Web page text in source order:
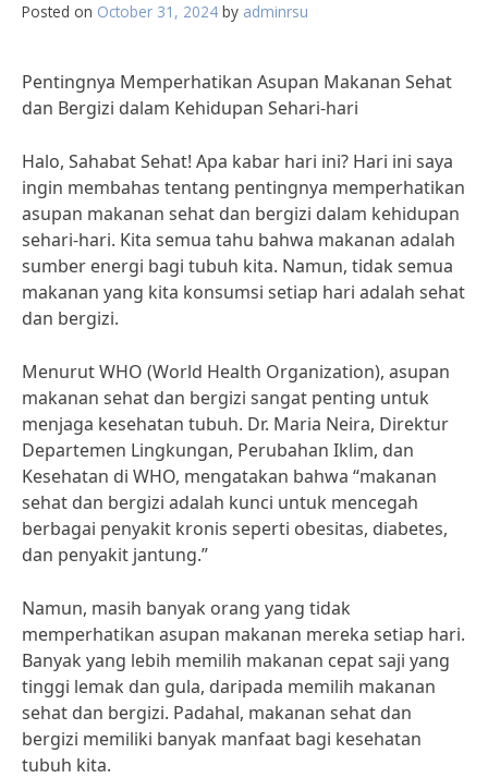
Posted on October 31, 2024 by adminrsu
Pentingnya Memperhatikan Asupan Makanan Sehat
dan Bergizi dalam Kehidupan Sehari-hari
Halo, Sahabat Sehat! Apa kabar hari ini? Hari ini saya
ingin membahas tentang pentingnya memperhatikan
asupan makanan sehat dan bergizi dalam kehidupan
sehari-hari. Kita semua tahu bahwa makanan adalah
sumber energi bagi tubuh kita. Namun, tidak semua
makanan yang kita konsumsi setiap hari adalah sehat
dan bergizi.
Menurut WHO (World Health Organization), asupan
makanan sehat dan bergizi sangat penting untuk
menjaga kesehatan tubuh. Dr. Maria Neira, Direktur
Departemen Lingkungan, Perubahan Iklim, dan
Kesehatan di WHO, mengatakan bahwa “makanan
sehat dan bergizi adalah kunci untuk mencegah
berbagai penyakit kronis seperti obesitas, diabetes,
dan penyakit jantung.”
Namun, masih banyak orang yang tidak
memperhatikan asupan makanan mereka setiap hari.
Banyak yang lebih memilih makanan cepat saji yang
tinggi lemak dan gula, daripada memilih makanan
sehat dan bergizi. Padahal, makanan sehat dan
bergizi memiliki banyak manfaat bagi kesehatan
tubuh kita.